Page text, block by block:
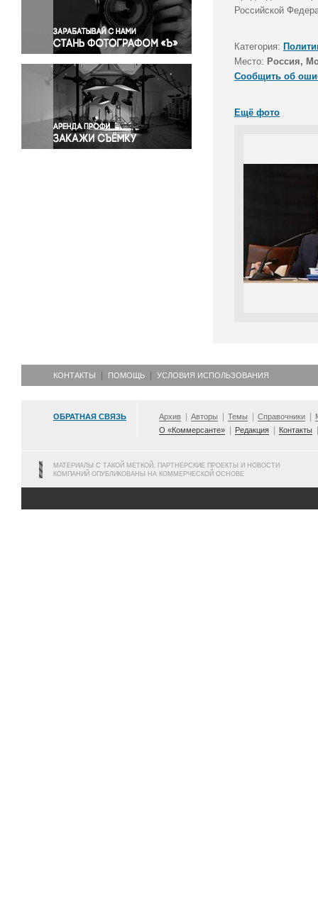
Правосудие
Происшествия и конфликты
Религия
Светская жизнь
Спорт
Экология
Экономика и бизнес
Российской
Категория:
Место: Россия,
Сообщить об
Ещё фото
КОНТАКТЫ ПОМОЩЬ УСЛОВИЯ ИСПОЛЬЗОВАНИЯ
ОБРАТНАЯ СВЯЗЬ Архив Авторы Темы Справочники
О «Коммерсанте»
Редакция Контакты
МАТЕРИАЛЫ С ТАКОЙ МЕТКОЙ, ПАРТНЕРСКИЕ ПРОЕКТЫ И НОВОСТИ
КОМПАНИЙ ОПУБЛИКОВАНЫ НА КОММЕРЧЕСКОЙ ОСНОВЕ